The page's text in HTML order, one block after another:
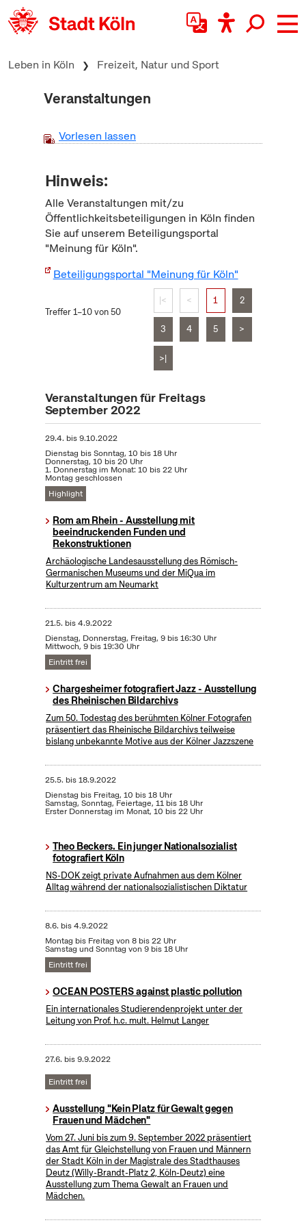
zum Inhalt springen
Leben in Köln Freizeit, Natur und Sport
Veranstaltungen
Vorlesen lassen
Hinweis:
Alle Veranstaltungen mit/zu
Öffentlichkeitsbeteiligungen in Köln finden
Sie auf unserem Beteiligungsportal
"Meinung für Köln".
Beteiligungsportal "Meinung für Köln"
Treffer 1–10 von 50
|< < 1 2
3 4 5 >
>|
Veranstaltungen für Freitags
September 2022
29.4. bis9.10.2022
Dienstag bis Sonntag, 10 bis 18 Uhr
Donnerstag, 10 bis 20 Uhr
1. Donnerstag im Monat: 10 bis 22 Uhr
Montag geschlossen
Highlight
Rom am Rhein - Ausstellung mit
beeindruckenden Funden und
Rekonstruktionen
Archäologische Landesausstellung des Römisch-
Germanischen Museums und der MiQua im
Kulturzentrum am Neumarkt
21.5. bis4.9.2022
Dienstag, Donnerstag, Freitag, 9 bis 16:30 Uhr
Mittwoch, 9 bis 19:30 Uhr
Eintritt frei
Chargesheimer fotografiert Jazz - Ausstellung
des Rheinischen Bildarchivs
Zum 50. Todestag des berühmten Kölner Fotografen
präsentiert das Rheinische Bildarchivs teilweise
bislang unbekannte Motive aus der Kölner Jazzszene
25.5. bis18.9.2022
Dienstag bis Freitag, 10 bis 18 Uhr
Samstag, Sonntag, Feiertage, 11 bis 18 Uhr
Erster Donnerstag im Monat, 10 bis 22 Uhr
Theo Beckers. Ein junger Nationalsozialist
fotografiert Köln
NS-DOK zeigt private Aufnahmen aus dem Kölner
Alltag während der nationalsozialistischen Diktatur
8.6. bis4.9.2022
Montag bis Freitag von 8 bis 22 Uhr
Samstag und Sonntag von 9 bis 18 Uhr
Eintritt frei
OCEAN POSTERS against plastic pollution
Ein internationales Studierendenprojekt unter der
Leitung von Prof. h.c. mult. Helmut Langer
27.6. bis9.9.2022
Eintritt frei
Ausstellung "Kein Platz für Gewalt gegen
Frauen und Mädchen"
Vom 27. Juni bis zum 9. September 2022 präsentiert
das Amt für Gleichstellung von Frauen und Männern
der Stadt Köln in der Magistrale des Stadthauses
Deutz (Willy-Brandt-Platz 2, Köln-Deutz) eine
Ausstellung zum Thema Gewalt an Frauen und
Mädchen.